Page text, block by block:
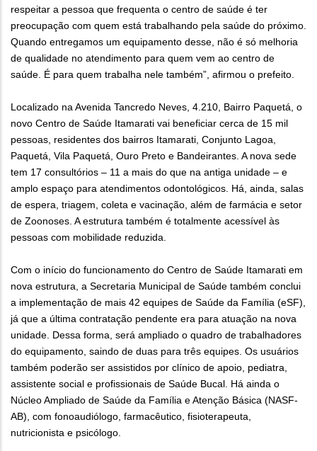
respeitar a pessoa que frequenta o centro de saúde é ter
preocupação com quem está trabalhando pela saúde do próximo.
Quando entregamos um equipamento desse, não é só melhoria
de qualidade no atendimento para quem vem ao centro de
saúde. É para quem trabalha nele também”, afirmou o prefeito.
Localizado na Avenida Tancredo Neves, 4.210, Bairro Paquetá, o
novo Centro de Saúde Itamarati vai beneficiar cerca de 15 mil
pessoas, residentes dos bairros Itamarati, Conjunto Lagoa,
Paquetá, Vila Paquetá, Ouro Preto e Bandeirantes. A nova sede
tem 17 consultórios – 11 a mais do que na antiga unidade – e
amplo espaço para atendimentos odontológicos. Há, ainda, salas
de espera, triagem, coleta e vacinação, além de farmácia e setor
de Zoonoses. A estrutura também é totalmente acessível às
pessoas com mobilidade reduzida.
Com o início do funcionamento do Centro de Saúde Itamarati em
nova estrutura, a Secretaria Municipal de Saúde também conclui
a implementação de mais 42 equipes de Saúde da Família (eSF),
já que a última contratação pendente era para atuação na nova
unidade. Dessa forma, será ampliado o quadro de trabalhadores
do equipamento, saindo de duas para três equipes. Os usuários
também poderão ser assistidos por clínico de apoio, pediatra,
assistente social e profissionais de Saúde Bucal. Há ainda o
Núcleo Ampliado de Saúde da Família e Atenção Básica (NASF-
AB), com fonoaudiólogo, farmacêutico, fisioterapeuta,
nutricionista e psicólogo.